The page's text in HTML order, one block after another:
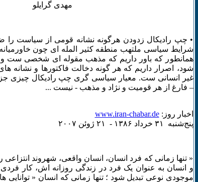
مهدی گرایلو
• چپ رادیکال زدودن هرگونه نشانه قومی از سیاست را
شرایط سیاسی ملتهب منطقه کثیر المله ای چون خاورمیانه
همانطور که باور داریم که مذهب مقوله ای شخصی ست
شود، اصرار داریم که هر گونه دخالت فاکتورها و نشانه
غیر انسانی ست. معیار سیاسی گری چپ رادیکال چیزی
– فارغ از هر قومیت و نژاد و مذهب - نیست ...
اخبار روز:www.iran-chabar.de
پنج‌شنبه ٣۱ خرداد ۱٣٨۶ - ۲۱ ژوئن ۲۰۰۷
« تنها زمانی که فرد انسان، انسان واقعی، شهروند انتزاعی
و انسان به عنوان یک فرد در زندگی روزانه اش، کار
موجودی نوعی تبدیل شود ؛ تنها زمانی که انسان «